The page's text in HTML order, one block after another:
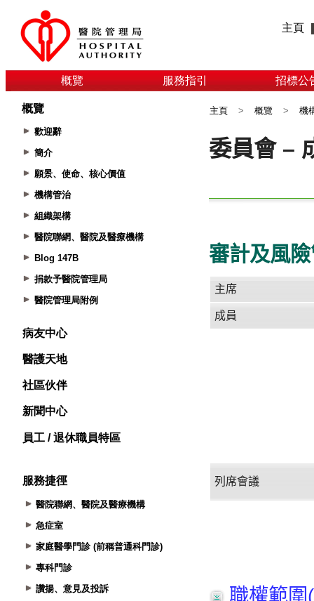
主頁
概覽 服務指引 招標公
概覽
歡迎辭
簡介
願景、使命、核心價值
機構管治
組織架構
醫院聯網、醫院及醫療機構
Blog 147B
捐款予醫院管理局
醫院管理局附例
病友中心
醫護天地
社區伙伴
新聞中心
員工 / 退休職員特區
服務捷徑
醫院聯網、醫院及醫療機構
急症室
家庭醫學門診 (前稱普通科門診)
專科門診
讚揚、意見及投訴
主頁 > 概覽 > 機